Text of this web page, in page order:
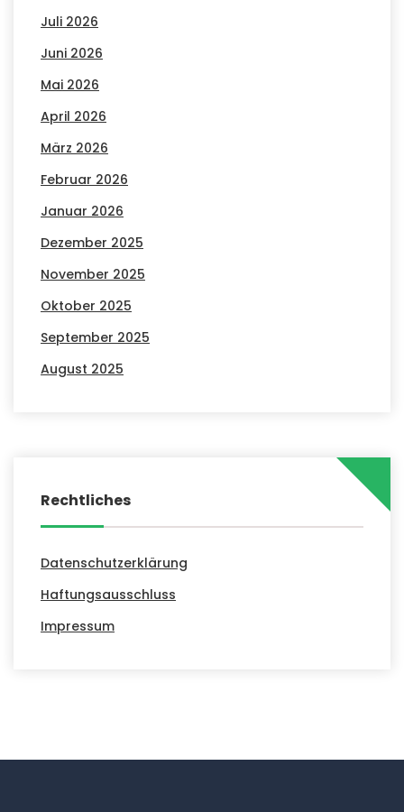
Juli 2026
Juni 2026
Mai 2026
April 2026
März 2026
Februar 2026
Januar 2026
Dezember 2025
November 2025
Oktober 2025
September 2025
August 2025
Rechtliches
Datenschutzerklärung
Haftungsausschluss
Impressum